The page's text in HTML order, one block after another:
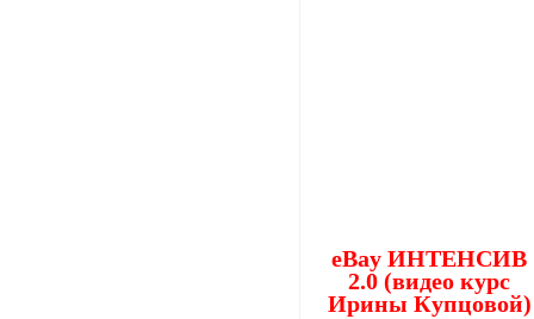
eBay ИНТЕНСИВ
2.0 (видео курс
Ирины Купцовой)